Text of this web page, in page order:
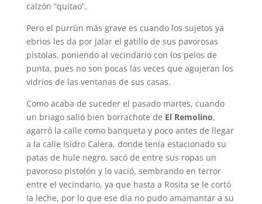
calzón “quitao”.
Pero el purrún más grave es cuando los sujetos ya
ebrios les da por jalar el gatillo de sus pavorosas
pistolas, poniendo al vecindario con los pelos de
punta, pues no son pocas las veces que agujeran los
vidrios de las ventanas de sus casas.
Como acaba de suceder el pasado martes, cuando
un briago salió bien borrachote de El Remolino,
agarró la calle como banqueta y poco antes de llegar
a la calle Isidro Calera, donde tenía estacionado su
patas de hule negro, sacó de entre sus ropas un
pavoroso pistolón y lo vació, sembrando en terror
entre el vecindario, ya que hasta a Rosita se le cortó
la leche, por lo que ese día no pudo amamantar a su